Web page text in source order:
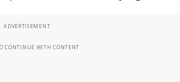
ADVERTISEMENT
CONTINUE WITH CONTENT